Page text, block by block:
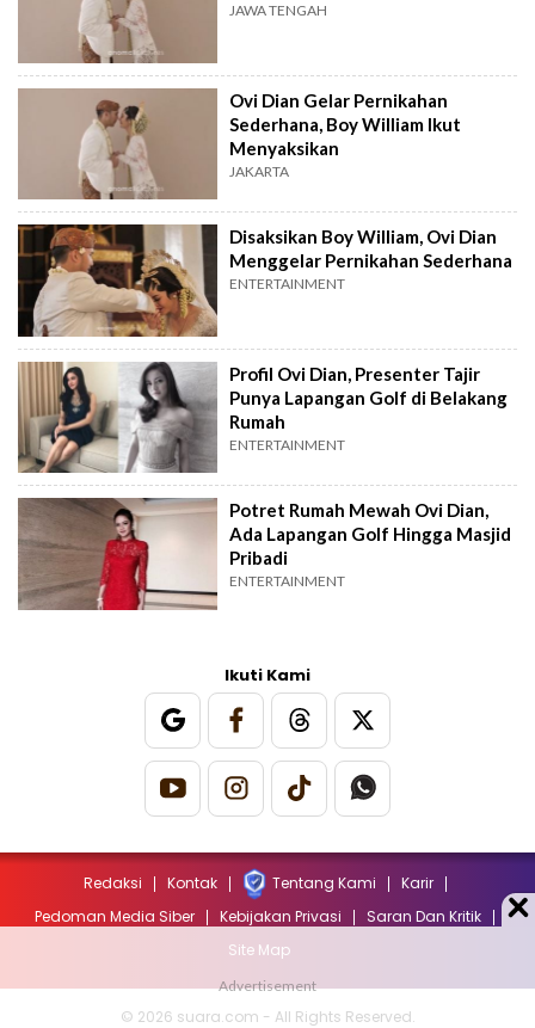
JAWA TENGAH
Ovi Dian Gelar Pernikahan
Sederhana, Boy William Ikut
Menyaksikan
JAKARTA
Disaksikan Boy William, Ovi Dian
Menggelar Pernikahan Sederhana
ENTERTAINMENT
Profil Ovi Dian, Presenter Tajir
Punya Lapangan Golf di Belakang
Rumah
ENTERTAINMENT
Potret Rumah Mewah Ovi Dian,
Ada Lapangan Golf Hingga Masjid
Pribadi
ENTERTAINMENT
Ikuti Kami
Redaksi Kontak Tentang Kami
Karir
Pedoman Media Siber
Kebijakan Privasi
Saran Dan Kritik
Site Map
© 2026 suara.com - All Rights Reserved.